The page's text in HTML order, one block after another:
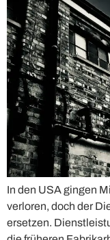
In den USA gingen
verloren, doch der
ersetzen.